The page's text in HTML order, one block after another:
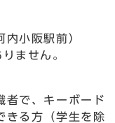
小阪駅前）
ません。
で、キーボード
きる方（学生を除